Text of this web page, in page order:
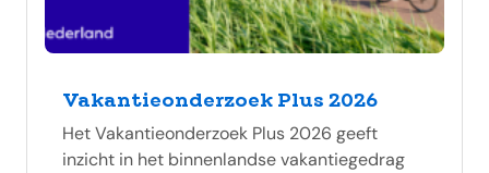
Vakantieonderzoek Plus 2026
Het Vakantieonderzoek Plus 2026 geeft
inzicht in het binnenlandse vakantiegedrag